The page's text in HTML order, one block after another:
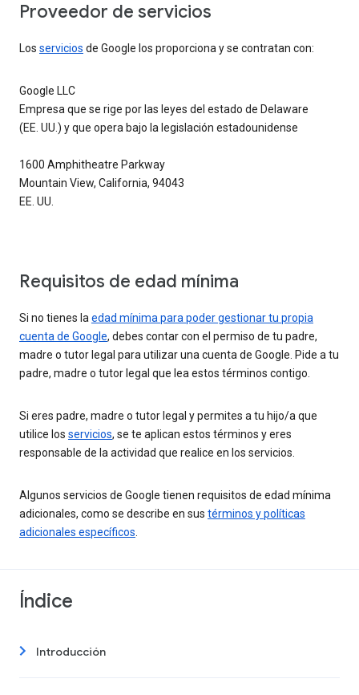
Proveedor de servicios
Los servicios de Google los proporciona y se contratan con:
Google LLC
Empresa que se rige por las leyes del estado de Delaware
(EE. UU.) y que opera bajo la legislación estadounidense
1600 Amphitheatre Parkway
Mountain View, California, 94043
EE. UU.
Requisitos de edad mínima
Si no tienes la edad mínima para poder gestionar tu propia
cuenta de Google, debes contar con el permiso de tu padre,
madre o tutor legal para utilizar una cuenta de Google. Pide a tu
padre, madre o tutor legal que lea estos términos contigo.
Si eres padre, madre o tutor legal y permites a tu hijo/a que
utilice los servicios, se te aplican estos términos y eres
responsable de la actividad que realice en los servicios.
Algunos servicios de Google tienen requisitos de edad mínima
adicionales, como se describe en sus términos y políticas
adicionales específicos
Índice
Introducción